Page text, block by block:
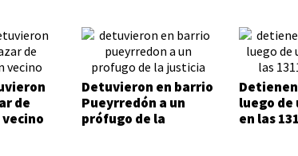
de
Detuvieron en barrio
Pueyrredón a un
prófugo de la
luego
en las